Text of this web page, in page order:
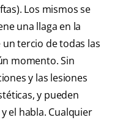
Los mismos se
una llaga en la
un tercio de todas las
momento. Sin
y las lesiones
y pueden
el habla. Cualquier